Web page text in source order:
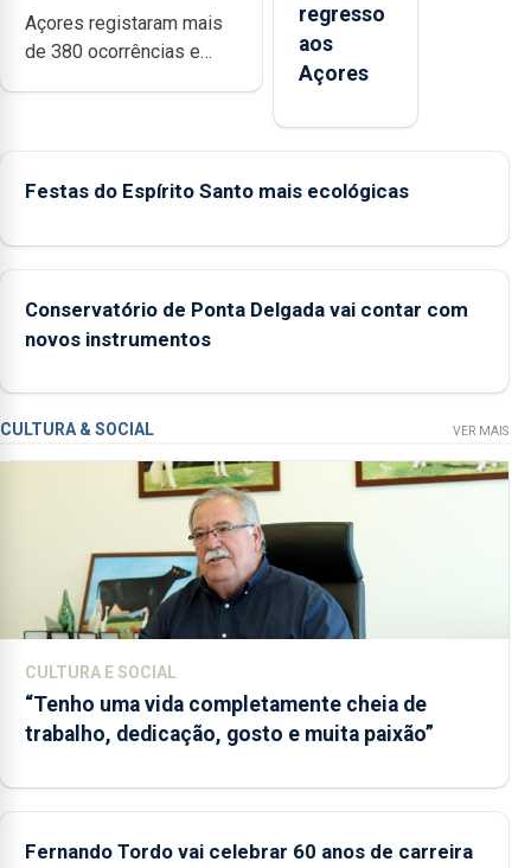
Açores registaram mais
de 380 ocorrências e
das Flores apresenta um
significativo” da CPUE
regresso
aos
Açores
Festas do Espírito Santo mais ecológicas
Conservatório de Ponta Delgada vai contar com
novos instrumentos
CULTURA & SOCIAL VER MAIS
CULTURA E SOCIAL
“Tenho uma vida completamente cheia de
trabalho, dedicação, gosto e muita paixão”
Fernando Tordo vai celebrar 60 anos de carreira